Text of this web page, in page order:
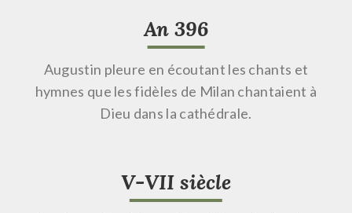
An 396
Augustin pleure en écoutant les chants et
hymnes que les fidèles de Milan chantaient à
Dieu dans la cathédrale.
V-VII siècle